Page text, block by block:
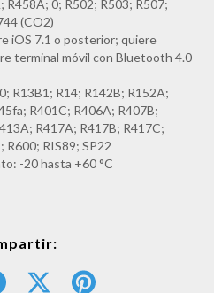
R458A; 0; R502; R503; R507;
(CO2)
iOS 7.1 o posterior; quiere
terminal móvil con Bluetooth 4.0
R13B1; R14; R142B; R152A;
R401C; R406A; R407B;
R417A; R417B; R417C;
R600; RIS89; SP22
-20 hasta +60 °C